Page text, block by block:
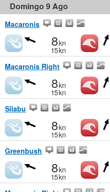
Domingo 9 Ago
Macaronis
8kn
15kn
Macaronis Right
8kn
15kn
Silabu
8kn
15kn
Greenbush
8kn
15kn